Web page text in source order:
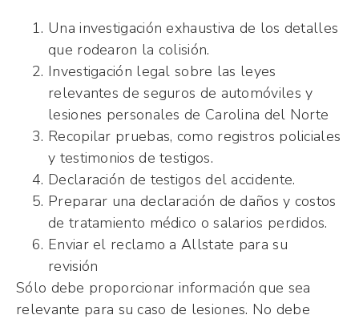
Una investigación exhaustiva de los detalles
que rodearon la colisión.
Investigación legal sobre las leyes
relevantes de seguros de automóviles y
lesiones personales de Carolina del Norte
Recopilar pruebas, como registros policiales
y testimonios de testigos.
Declaración de testigos del accidente.
Preparar una declaración de daños y costos
de tratamiento médico o salarios perdidos.
Enviar el reclamo a Allstate para su
revisión
Sólo debe proporcionar información que sea
relevante para su caso de lesiones. No debe